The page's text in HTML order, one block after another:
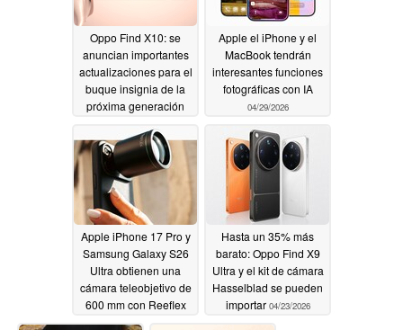
Oppo Find X10: se
anuncian importantes
actualizaciones para el
buque insignia de la
próxima generación
Apple el iPhone y el
MacBook tendrán
interesantes funciones
fotográficas con IA
04/29/2026
Apple iPhone 17 Pro y
Samsung Galaxy S26
Ultra obtienen una
cámara teleobjetivo de
600 mm con Reeflex
Ultra04/29/2026
Hasta un 35% más
barato: Oppo Find X9
Ultra y el kit de cámara
Hasselblad se pueden
importar 04/23/2026